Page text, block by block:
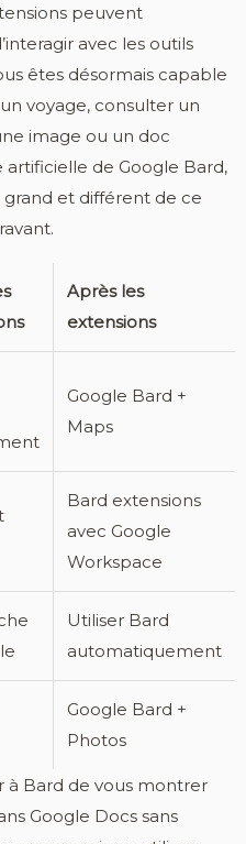
peuvent
avec les outils
êtes désormais capable
voyage, consulter un
image ou un doc
artificielle de Google Bard,
et différent de ce
Après les
extensions
Google Bard +
Maps
Bard extensions
avec Google
Workspace
Utiliser Bard
automatiquement
Google Bard +
Photos
Bard de vous montrer
Google Docs sans